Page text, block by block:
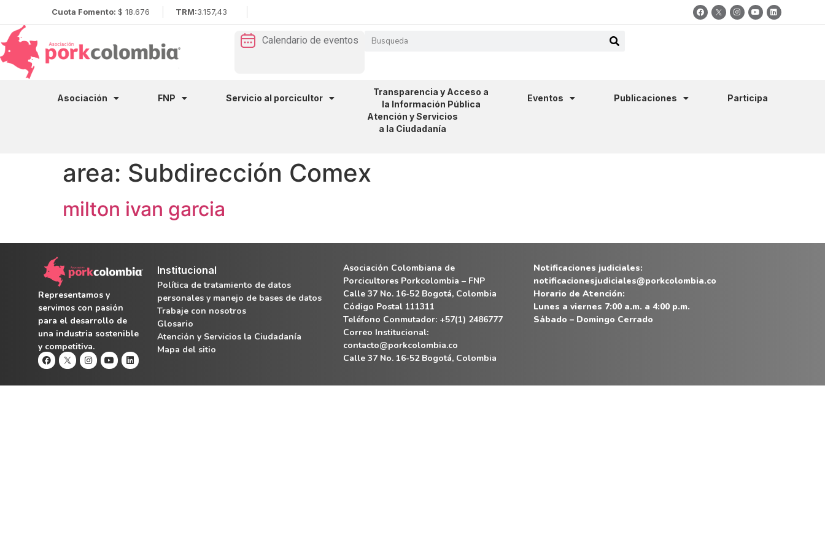
Cuota Fomento: $ 18.676 TRM:3.157,43
Calendario de eventos
Asociación FNP Servicio al porcicultor
Transparencia y Acceso a
la Información Pública
Eventos Publicaciones
Participa
Atención y Servicios
a la Ciudadanía
area: Subdirección Comex
milton ivan garcia
Representamos y
servimos con pasión
para el desarrollo de
una industria sostenible
y competitiva.
Institucional
Política de tratamiento de datos
personales y manejo de bases de datos
Trabaje con nosotros
Glosario
Atención y Servicios la Ciudadanía
Mapa del sitio
Asociación Colombiana de
Porcicultores Porkcolombia – FNP
Calle 37 No. 16-52 Bogotá, Colombia
Código Postal 111311
Teléfono Conmutador: +57(1) 2486777
Correo Institucional:
contacto@porkcolombia.co
Calle 37 No. 16-52 Bogotá, Colombia
Notificaciones judiciales:
notificacionesjudiciales@porkcolombia.co
Horario de Atención:
Lunes a viernes 7:00 a.m. a 4:00 p.m.
Sábado – Domingo Cerrado